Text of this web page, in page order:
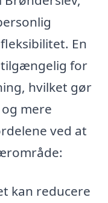
En
for
hvilket gør
mere
ved at
kan reducere